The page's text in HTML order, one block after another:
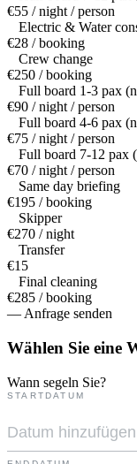
€55 / night / person
Electric & Water
€28 / booking
Crew change
€250 / booking
Full board 1-3 pax
€90 / night / person
Full board 4-6 pax
€75 / night / person
Full board 7-12 pax
€70 / night / person
Same day briefing
€195 / booking
Skipper
€270 / night
Transfer
€15
Final cleaning
€285 / booking
— Anfrage senden
Wählen Sie eine
Wann segeln Sie?
STARTDATUM